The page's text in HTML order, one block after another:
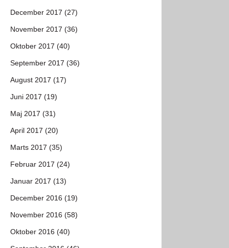
December 2017 (27)
November 2017 (36)
Oktober 2017 (40)
September 2017 (36)
August 2017 (17)
Juni 2017 (19)
Maj 2017 (31)
April 2017 (20)
Marts 2017 (35)
Februar 2017 (24)
Januar 2017 (13)
December 2016 (19)
November 2016 (58)
Oktober 2016 (40)